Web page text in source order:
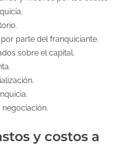
parte del franquiciante.
sobre el capital.
y costos a